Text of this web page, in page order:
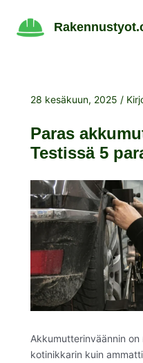
sisältöön
28 kesäkuun, 2025 /
Paras
Testissä 5
Akkumutterinväännin
kotinikkarin kuin